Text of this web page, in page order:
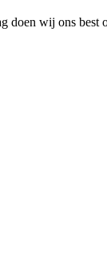
doen wij ons best